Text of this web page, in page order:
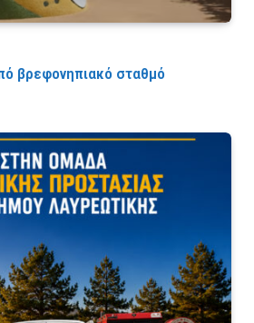
βρεφονηπιακό σταθμό